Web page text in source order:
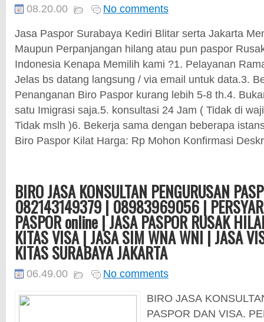
08.20.00
No comments
Jasa Paspor Surabaya Kediri Blitar serta Jakarta
Maupun Perpanjangan hilang atau pun paspor
Indonesia Kenapa Memilih kami ?1. Pelayanan
Jelas bs datang langsung / via email untuk data.3.
Penanganan Biro Paspor kurang lebih 5-8 th.4.
satu Imigrasi saja.5. konsultasi 24 Jam ( Tidak di
Tidak mslh )6. Bekerja sama dengan beberapa
Biro Paspor Kilat Harga: Rp Mohon Konfirmasi
BIRO JASA KONSULTAN PENGURUSAN
082143149379 | 08983969056 |
PASPOR online | JASA PASPOR RUSAK
KITAS VISA | JASA SIM WNA WNI | JASA
KITAS SURABAYA JAKARTA
06.49.00
No comments
BIRO JASA
PASPOR DAN VISA.